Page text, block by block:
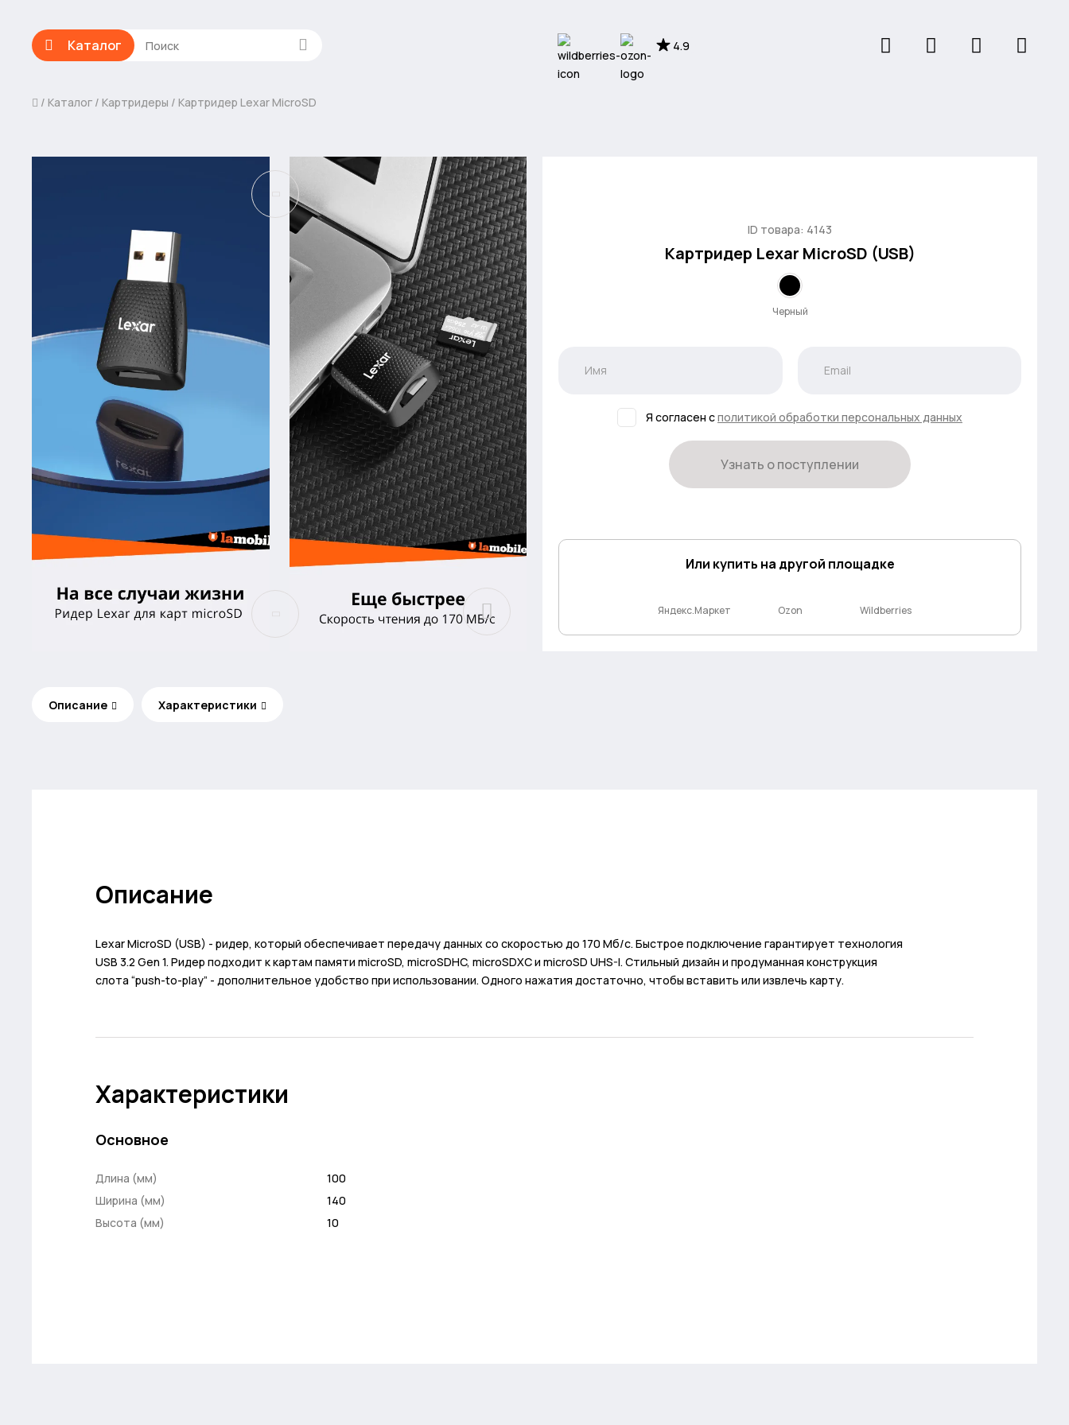
Каталог 4.9
Каталог Картридеры Картридер Lexar MicroSD
ID товара: 4143
Картридер Lexar MicroSD (USB)
Черный
Я согласен сполитикой обработки персональных данных
Узнать о поступлении
Или купить на другой площадке
Яндекс.Маркет Ozon Wildberries
Описание Характеристики
Описание
Lexar MicroSD (USB) - ридер, который обеспечивает передачу данных со скоростью до 170 Мб/с. Быстрое подключение гарантирует технология
USB 3.2 Gen 1. Ридер подходит к картам памяти microSD, microSDHC, microSDXC и microSD UHS-I. Стильный дизайн и продуманная конструкция
слота “push-to-play” - дополнительное удобство при использовании. Одного нажатия достаточно, чтобы вставить или извлечь карту.
Характеристики
Основное
Длина (мм)
100
Ширина (мм)
140
Высота (мм)
10